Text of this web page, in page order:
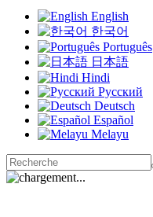
English
한국어
Português
日本語
Hindi
Русский
Deutsch
Español
Melayu